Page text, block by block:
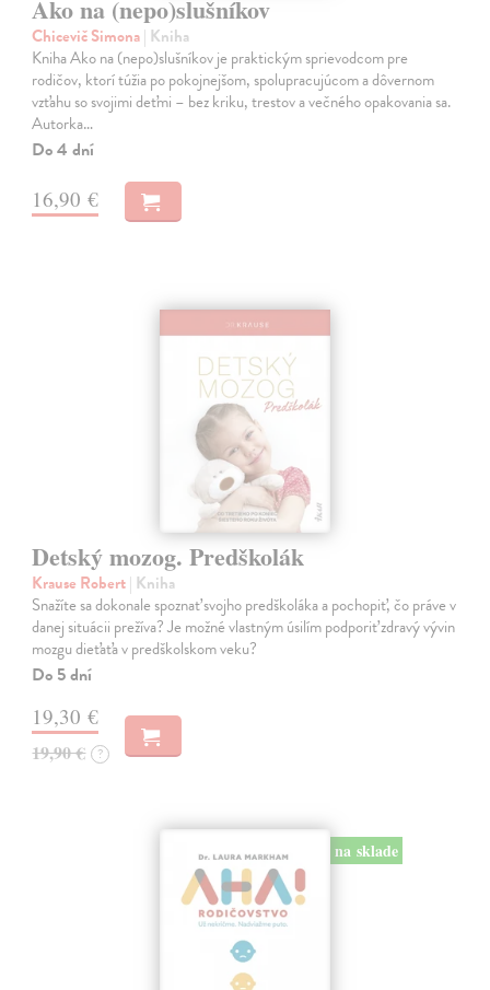
Ako na (nepo)slušníkov
Chicevič Simona| Kniha
Kniha Ako na (nepo)slušníkov je praktickým sprievodcom pre
rodičov, ktorí túžia po pokojnejšom, spolupracujúcom a dôvernom
vzťahu so svojimi deťmi – bez kriku, trestov a večného opakovania sa.
Autorka…
Do 4 dní
16,90 €
Detský mozog. Predškolák
Krause Robert| Kniha
Snažíte sa dokonale spoznať svojho predškoláka a pochopiť, čo práve v
danej situácii prežíva? Je možné vlastným úsilím podporiť zdravý vývin
mozgu dieťaťa v predškolskom veku?
Do 5 dní
19,30 €
19,90 € ?
na sklade